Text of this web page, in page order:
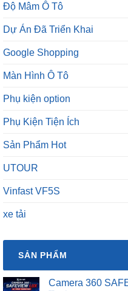
Độ Mâm Ô Tô
Dự Án Đã Triển Khai
Google Shopping
Màn Hình Ô Tô
Phụ kiện option
Phụ Kiện Tiện Ích
Sản Phẩm Hot
UTOUR
Vinfast VF5S
xe tải
SẢN PHẨM
Camera 360